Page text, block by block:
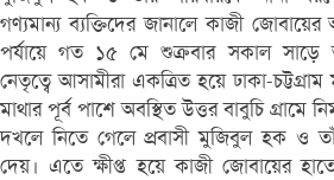
গণ্যমান্য ব্যক্তিদের জানালে কাজী
পর্যায়ে গত ১৫ মে শুক্রবার সকাল সাড়ে
নেতৃত্বে আসামীরা একত্রিত হয়ে ঢাকা-
মাথার পূর্ব পাশে অবস্থিত উত্তর বাবুচি গ্রামে
দখলে নিতে গেলে প্রবাসী মুজিবুল হক ও তাঁর
দেয়। এতে ক্ষীপ্ত হয়ে কাজী জোবায়ের